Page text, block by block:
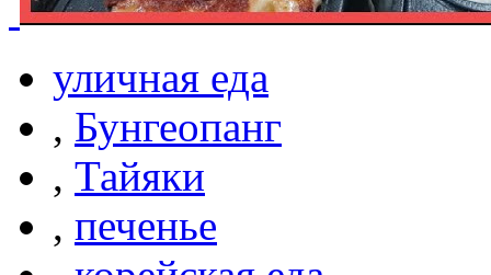
уличная еда
, Бунгеопанг
, Тайяки
, печенье